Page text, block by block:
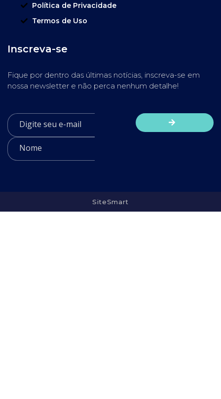
Política de Privacidade
Termos de Uso
Inscreva-se
Fique por dentro das últimas notícias, inscreva-se em
nossa newsletter e não perca nenhum detalhe!
SiteSmart